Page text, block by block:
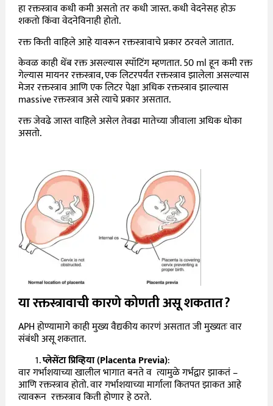
हा रक्तस्त्राव कधी कमी असतो तर कधी जास्त. कधी वेदनेसह होऊ
शकतो किंवा वेदनेविनाही होतो.
रक्त किती वाहिले आहे यावरून रक्तस्त्रावाचे प्रकार ठरवले जातात.
केवळ काही थेंब रक्त असल्यास स्पॉटिंग म्हणतात. 50 ml हून कमी रक्त
गेल्यास मायनर रक्तस्त्राव, एक लिटरपर्यंत रक्तस्त्राव झालेला असल्यास
मेजर रक्तस्त्राव आणि एक लिटर पेक्षा अधिक रक्तस्त्राव झाल्यास
massive रक्तस्त्राव असे त्याचे प्रकार असतात.
रक्त जेवढे जास्त वाहिले असेल तेवढा मातेच्या जीवाला अधिक धोका
असतो.
या रक्तस्त्रावाची कारणे कोणती असू शकतात?
APH होण्यामागे काही मुख्य वैद्यकीय कारणं असतात जी मुख्यतः वार
संबंधी असू शकतात.
प्लेसेंटा प्रिव्हिया (Placenta Previa):
वार गर्भाशयाच्या खालील भागात बनते व त्यामुळे गर्भद्वार झाकतं –
आणि रक्तस्त्राव होतो. वार गर्भाशयाच्या मार्गाला कितपत झाकत आहे
त्यावरून रक्तस्त्राव किती होणार हे ठरते.